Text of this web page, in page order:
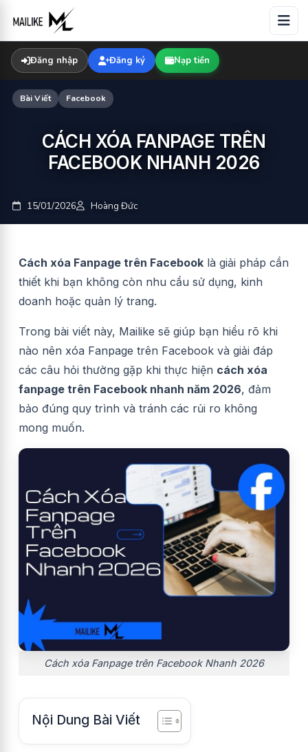
content
Đăng nhập Đăng ký Nạp tiền
Bài Viết Facebook
CÁCH XÓA FANPAGE TRÊN
FACEBOOK NHANH 2026
15/01/2026 Hoàng Đức
Cách xóa Fanpage trên Facebook là giải pháp cần
thiết khi bạn không còn nhu cầu sử dụng, kinh
doanh hoặc quản lý trang.
Trong bài viết này, Mailike sẽ giúp bạn hiểu rõ khi
nào nên xóa Fanpage trên Facebook và giải đáp
các câu hỏi thường gặp khi thực hiện cách xóa
fanpage trên Facebook nhanh năm 2026, đảm
bảo đúng quy trình và tránh các rủi ro không
mong muốn.
Cách xóa Fanpage trên Facebook Nhanh 2026
Nội Dung Bài Viết